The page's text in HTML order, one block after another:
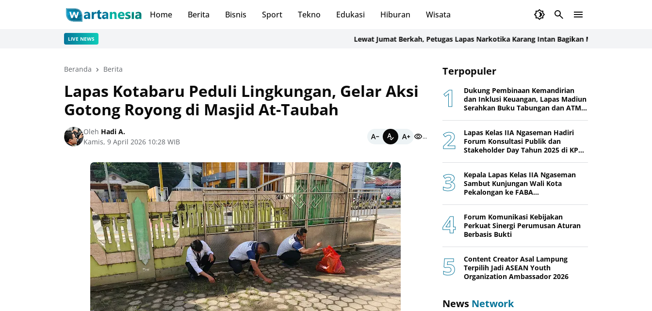
Home Berita Bisnis Sport Tekno Edukasi Hiburan Wisata
LIVE NEWS Lewat Jumat Berkah, Petugas Lapas Narkotika Karang Intan Bagikan Makanan Kepada Warga
Beranda Berita
Lapas Kotabaru Peduli Lingkungan, Gelar Aksi
Gotong Royong di Masjid At-Taubah
Oleh Hadi A.
Kamis, 9 April 2026 10:28 WIB
...
Terpopuler
Dukung Pembinaan Kemandirian
dan Inklusi Keuangan, Lapas Madiun
Serahkan Buku Tabungan dan ATM
Lapas Kelas IIA Ngaseman Hadiri
Forum Konsultasi Publik dan
Stakeholder Day Tahun 2025 di KPPN
Kepala Lapas Kelas IIA Ngaseman
Sambut Kunjungan Wali Kota
Pekalongan ke FABA
Forum Komunikasi Kebijakan
Perkuat Sinergi Perumusan Aturan
Berbasis Bukti
Content Creator Asal Lampung
Terpilih Jadi ASEAN Youth
Organization Ambassador 2026
News Network